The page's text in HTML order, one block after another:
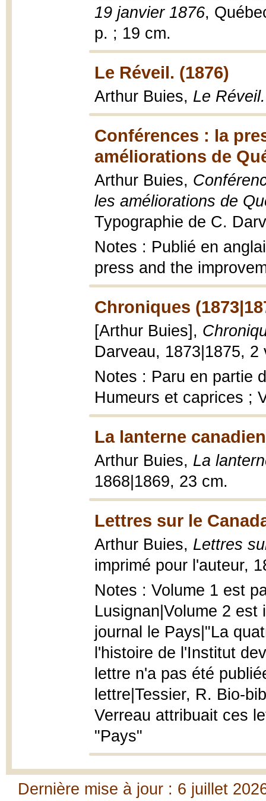
19 janvier 1876,
p. ; 19 cm.
Le Réveil. (1876)
Arthur Buies, Le Réveil.
Conférences : la
améliorations de
Arthur Buies,
les améliorations de
Typographie de C.
Notes : Publié en
press and the
Chroniques
[Arthur Buies],
Darveau, 1873|1875, 2
Notes : Paru en partie
Humeurs et caprices ;
La lanterne
Arthur Buies, La
1868|1869, 23 cm.
Lettres sur le
Arthur Buies, Lettres
imprimé pour l'auteur,
Notes : Volume 1 est
Lusignan|Volume 2 est
journal le Pays|"La
l'histoire de l'Institut
lettre n'a pas été
lettre|Tessier, R. Bio-
Verreau attribuait ces
"Pays"
Dernière mise à jour : 6 juillet